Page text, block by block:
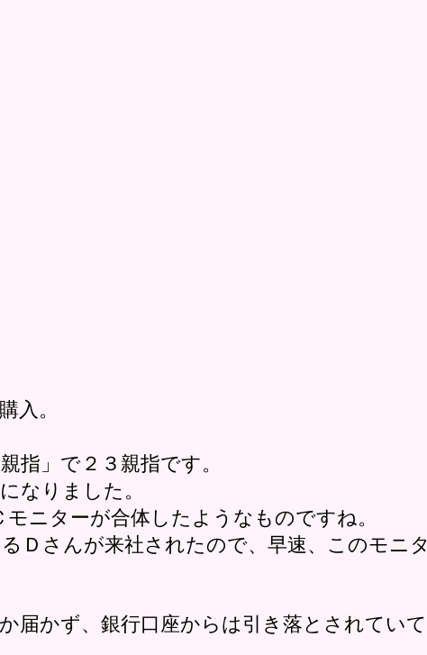
入。
指」で２３親指です。
なりました。
ニターが合体したようなものですね。
Ｄさんが来社されたので、早速、このモニ
届かず、銀行口座からは引き落とされてい